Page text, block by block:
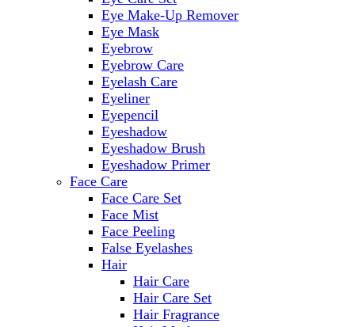
Eye Make-Up Remover
Eye Mask
Eyebrow
Eyebrow Care
Eyelash Care
Eyeliner
Eyepencil
Eyeshadow
Eyeshadow Brush
Eyeshadow Primer
Face Care
Face Care Set
Face Mist
Face Peeling
False Eyelashes
Hair
Hair Care
Hair Care Set
Hair Fragrance